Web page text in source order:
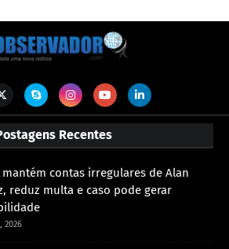
Recentes
mantém contas irregulares de Alan
reduz multa e caso pode gerar
2026